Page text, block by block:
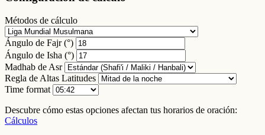
Métodos de cálculo
Ángulo de Fajr (°)
Ángulo de Isha (°)
Madhab de Asr
Regla de Altas Latitudes
Time format
Descubre cómo estas opciones afectan tus horarios de oración:
Cálculos